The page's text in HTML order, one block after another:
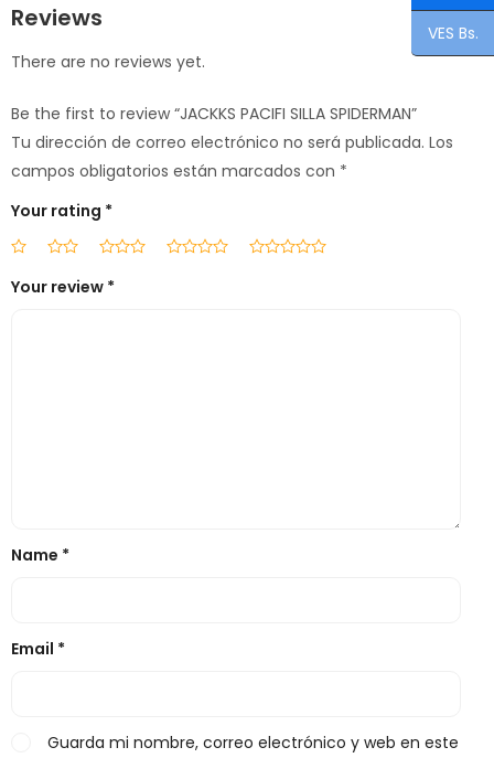
Reviews
There are no reviews yet.
Be the first to review “JACKKS PACIFI SILLA SPIDERMAN”
Tu dirección de correo electrónico no será publicada. Los
campos obligatorios están marcados con *
Your rating *
Your review *
Name *
Email *
Guarda mi nombre, correo electrónico y web en este
VES Bs.